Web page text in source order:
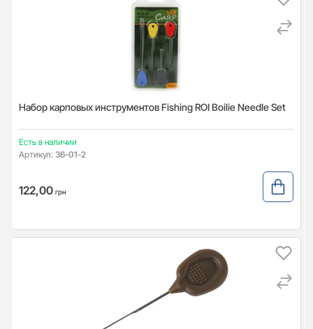
Набор карповых инструментов Fishing ROI Boilie Needle Set
Есть в наличии
Артикул: 36-01-2
122,00 грн